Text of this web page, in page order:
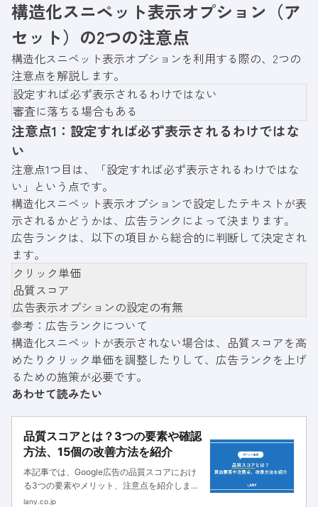
構造化スニペット表示オプション（ア
セット）の2つの注意点
構造化スニペット表示オプションを利用する際の、2つの
注意点を解説します。
設定すれば必ず表示されるわけではない
審査に落ちる場合もある
注意点1：設定すれば必ず表示されるわけではな
い
注意点1つ目は、「設定すれば必ず表示されるわけではな
い」という点です。
構造化スニペット表示オプションで設定したテキストが表
示されるかどうかは、広告ランクによって決まります。
広告ランクは、以下の項目から総合的に判断して決定され
ます。
クリック単価
品質スコア
広告表示オプションの設定の有無
参考： 広告ランクについて
構造化スニペットが表示されない場合は、品質スコアを高
めたりクリック単価を調整したりして、広告ランクを上げ
るための施策が必要です。
あわせて読みたい
品質スコアとは？3つの要素や確認
方法、15個の改善方法を紹介
本記事では、Google広告の品質スコアにおけ
る3つの要素やメリット、注意点を紹介しま
す。確認方法や15個の改善方法も解説するの
lany.co.jp